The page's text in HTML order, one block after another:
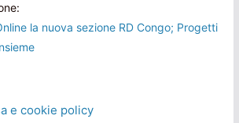
la nuova sezione RD Congo; Progetti
e cookie policy